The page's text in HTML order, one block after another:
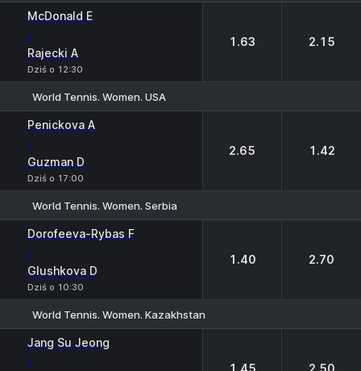
McDonald E
-
Rajecki A
Dziś o 12:30
1.63 2.15
World Tennis. Women. USA
Penickova A
-
Guzman D
Dziś o 17:00
2.65 1.42
World Tennis. Women. Serbia
Dorofeeva-Rybas F
-
Glushkova D
Dziś o 10:30
1.40 2.70
World Tennis. Women. Kazakhstan
Jang Su Jeong
- 1.45 2.50